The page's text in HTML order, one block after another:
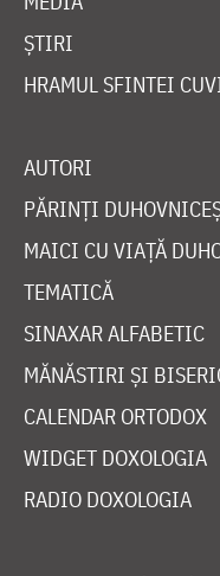
ȘTIRI
HRAMUL SFINTEI
AUTORI
PĂRINȚI
MAICI CU VIAȚĂ
TEMATICĂ
SINAXAR ALFABETIC
MĂNĂSTIRI ȘI
CALENDAR ORTODOX
WIDGET DOXOLOGIA
RADIO DOXOLOGIA